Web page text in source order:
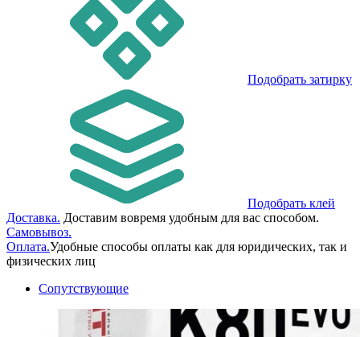
Подобрать затирку
Подобрать клей
Доставка. Доставим вовремя удобным для вас способом.
Самовывоз.
Оплата.Удобные способы оплаты как для юридических, так и
физических лиц
Сопутствующие